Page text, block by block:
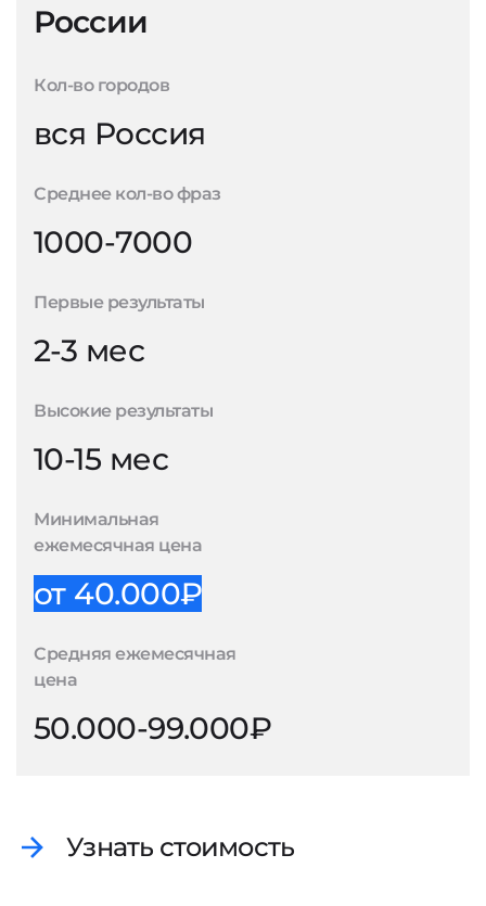
России
Кол-во городов
вся Россия
Среднее кол-во фраз
1000-7000
Первые результаты
2-3 мес
Высокие результаты
10-15 мес
Минимальная
ежемесячная цена
от 40.000₽
Средняя ежемесячная
цена
50.000-99.000₽
Узнать стоимость